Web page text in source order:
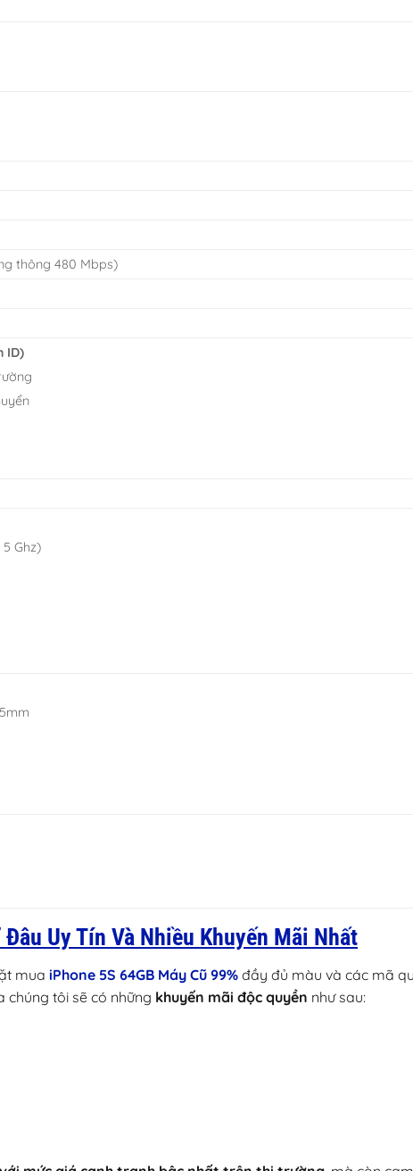
thông 480 Mbps)
ID)
Ghz)
Uy Tín Và Nhiều Khuyến Mãi Nhất
mua iPhone 5S 64GB Máy Cũ 99% đầy đủ màu và các mã
chúng tôi sẽ có những khuyến mãi độc quyền như sau: